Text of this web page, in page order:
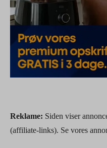
Reklame: Siden viser
(affiliate-links). Se vores